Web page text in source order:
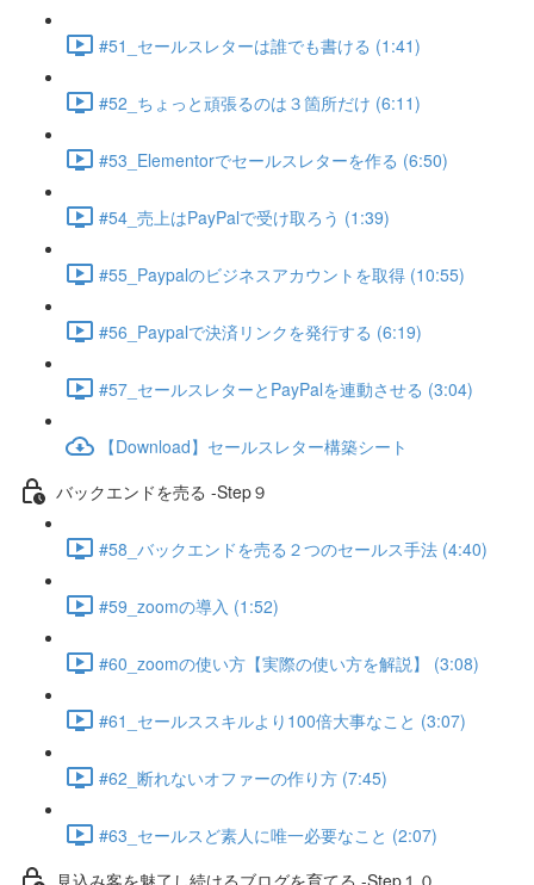
#51_セールスレターは誰でも書ける (1:41)
#52_ちょっと頑張るのは３箇所だけ (6:11)
#53_Elementorでセールスレターを作る (6:50)
#54_売上はPayPalで受け取ろう (1:39)
#55_Paypalのビジネスアカウントを取得 (10:55)
#56_Paypalで決済リンクを発行する (6:19)
#57_セールスレターとPayPalを連動させる (3:04)
【Download】セールスレター構築シート
バックエンドを売る -Step９
#58_バックエンドを売る２つのセールス手法 (4:40)
#59_zoomの導入 (1:52)
#60_zoomの使い方【実際の使い方を解説】 (3:08)
#61_セールススキルより100倍大事なこと (3:07)
#62_断れないオファーの作り方 (7:45)
#63_セールスど素人に唯一必要なこと (2:07)
見込み客を魅了し続けるブログを育てる -Step１０